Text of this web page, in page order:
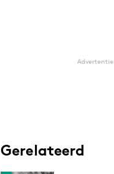
Advertentie
Gerelateerd